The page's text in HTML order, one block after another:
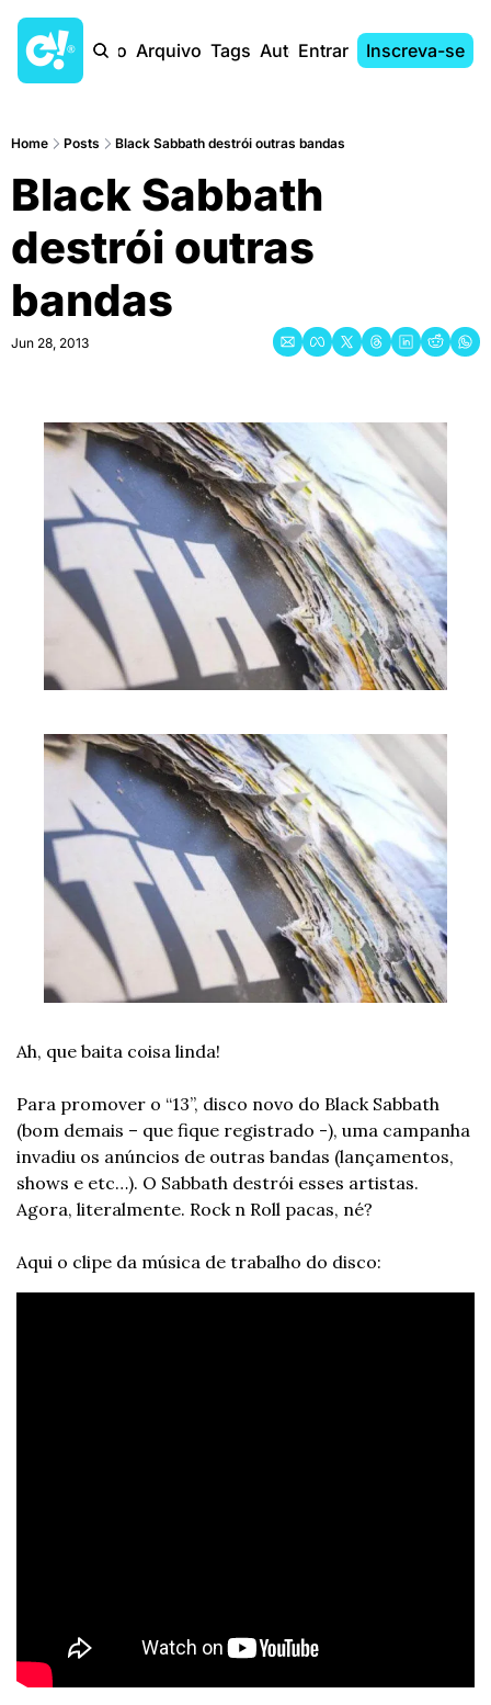
Início Arquivo Tags AutoresEntrar Inscreva-se
Home Posts Black Sabbath destrói outras bandas
Black Sabbath
destrói outras
bandas
Jun 28, 2013
Ah, que baita coisa linda!
Para promover o “13”, disco novo do Black Sabbath
(bom demais – que fique registrado -), uma campanha
invadiu os anúncios de outras bandas (lançamentos,
shows e etc…). O Sabbath destrói esses artistas.
Agora, literalmente. Rock n Roll pacas, né?
Aqui o clipe da música de trabalho do disco: